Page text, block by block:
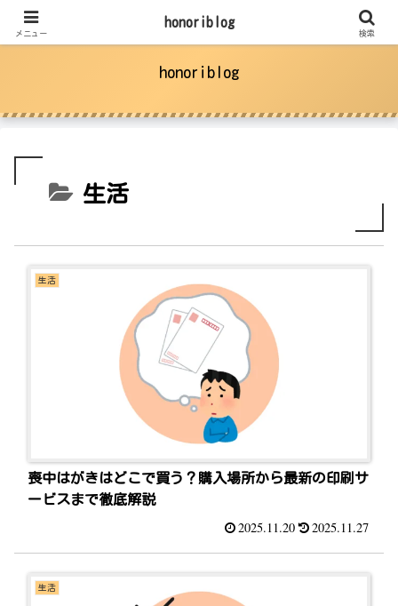
子育てで気になったことを調べてみた
honoriblog
生活
生活
喪中はがきはどこで買う？購入場所から最新の印刷サ
ービスまで徹底解説
2025.11.20 2025.11.27
生活
メニュー
honoriblog
検索